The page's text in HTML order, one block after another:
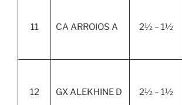
11 CA ARROIOS A 2½ – 1½
12 GX ALEKHINE D 2½ – 1½